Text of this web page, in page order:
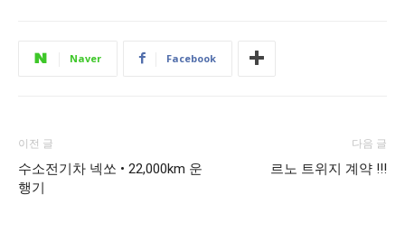
Naver Facebook
이전 글
수소전기차 넥쏘 • 22,000km 운
행기
다음 글
르노 트위지 계약 !!!